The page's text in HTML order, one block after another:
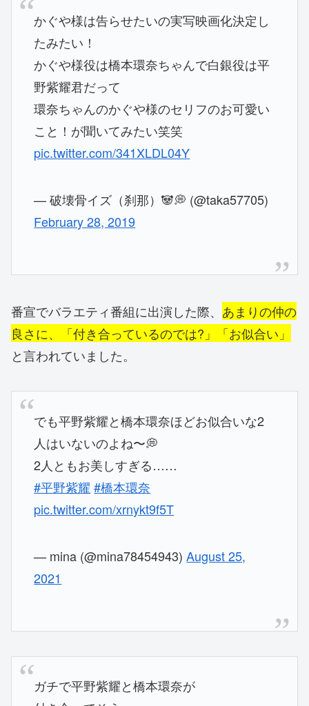
かぐや様は告らせたいの実写映画化決定し
たみたい！
かぐや様役は橋本環奈ちゃんで白銀役は平
野紫耀君だって
環奈ちゃんのかぐや様のセリフのお可愛い
こと！が聞いてみたい笑笑
pic.twitter.com/341XLDL04Y
— 破壊骨イズ（刹那）🐼💭 (@taka57705)
February 28, 2019
番宣でバラエティ番組に出演した際、 あまりの仲の
良さに、「付き合っているのでは?」「お似合い」
と言われていました。
でも平野紫耀と橋本環奈ほどお似合いな2
人はいないのよね〜💭
2人ともお美しすぎる……
#平野紫耀 #橋本環奈
pic.twitter.com/xrnykt9f5T
— mina (@mina78454943)August 25,
2021
ガチで平野紫耀と橋本環奈が